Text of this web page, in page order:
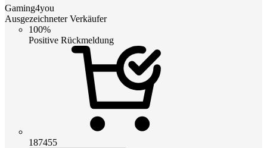
Gaming4you
Ausgezeichneter Verkäufer
100%
Positive Rückmeldung
187455